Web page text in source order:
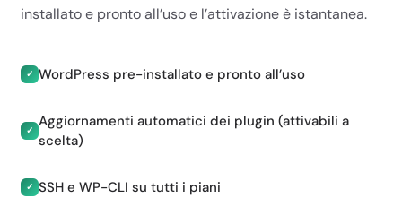
Siti
installato e pronto all’uso e l’attivazione è istantanea.
✓ WordPress pre-installato e pronto all’uso
✓
Aggiornamenti automatici dei plugin (attivabili a
scelta)
✓ SSH e WP-CLI su tutti i piani